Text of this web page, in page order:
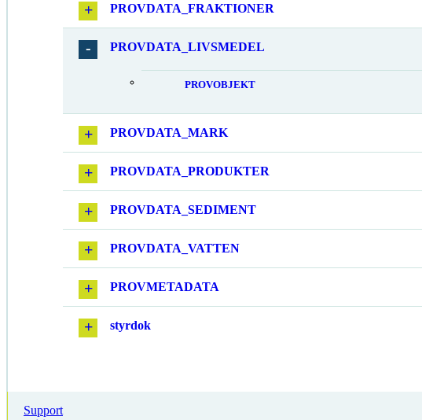
PROVDATA_FRAKTIONER
PROVDATA_LIVSMEDEL
PROVOBJEKT
PROVDATA_MARK
PROVDATA_PRODUKTER
PROVDATA_SEDIMENT
PROVDATA_VATTEN
PROVMETADATA
styrdok
Support